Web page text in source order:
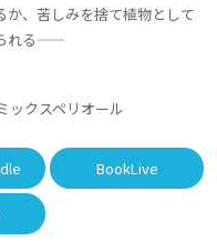
、苦しみを捨て植物として
る――
ックスペリオール
BookLive